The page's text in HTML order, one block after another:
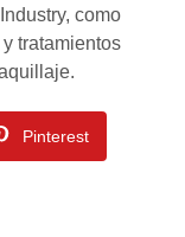
como
tratamientos
Pinterest